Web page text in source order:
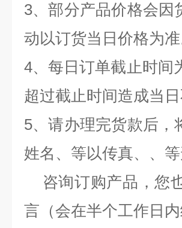
3、部分产品价格会因
动以订货当日价格为准
4、每日订单截止时间
超过截止时间造成当
5、请办理完货款后，
姓名、等以传真、、
咨询订购产品，您
言（会在半个工作日